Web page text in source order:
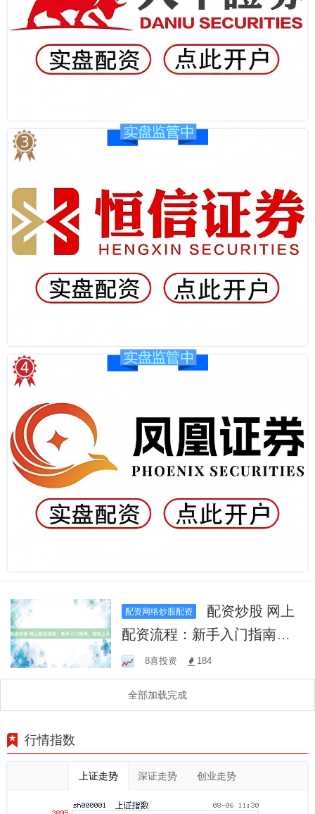
配资网络炒股配资
配资流程：新手入门指南，
轻松上手！
8喜投资 184
全部加载完成
行情指数
上证走势 深证走势 创业走势